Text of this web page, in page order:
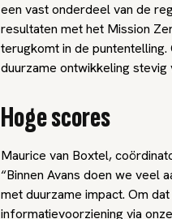
een vast onderdeel van de
resultaten met het Mission
terugkomt in de
duurzame ontwikkeling stevig
Hoge scores
Maurice van Boxtel,
“Binnen Avans doen we veel
met duurzame impact. Om
informatievoorziening via